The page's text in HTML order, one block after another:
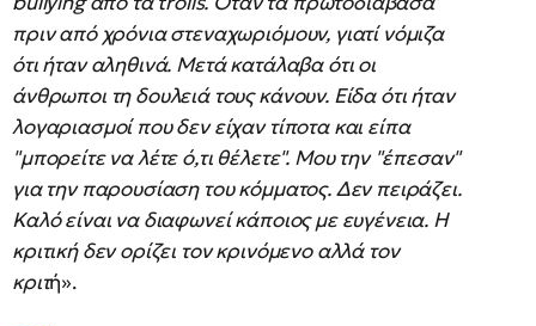
πριν από χρόνια στεναχωριόμουν, γιατί νόμιζα
ότι ήταν αληθινά. Μετά κατάλαβα ότι οι
άνθρωποι τη δουλειά τους κάνουν. Είδα ότι ήταν
λογαριασμοί που δεν είχαν τίποτα και είπα
"μπορείτε να λέτε ό,τι θέλετε". Μου την "έπεσαν"
για την παρουσίαση του κόμματος. Δεν πειράζει.
Καλό είναι να διαφωνεί κάποιος με ευγένεια. Η
κριτική δεν ορίζει τον κρινόμενο αλλά τον
κριτή».